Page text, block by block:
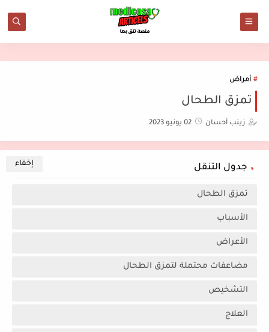
أمراض
تمزق الطحال
زينب أحسان 02 يونيو 2023
جدول التنقل
تمزق الطحال
الأسباب
الأعراض
مضاعفات محتملة لتمزق الطحال
التشخيص
العلاج